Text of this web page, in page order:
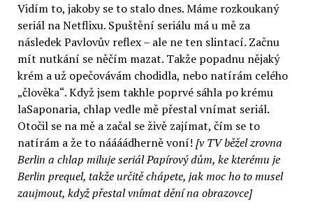
Vidím to, jakoby se to stalo dnes. Máme rozkoukaný
seriál na Netflixu. Spuštění seriálu má u mě za
následek Pavlovův reflex – ale ne ten slintací. Začnu
mít nutkání se něčím mazat. Takže popadnu nějaký
krém a už opečovávám chodidla, nebo natírám celého
„člověka“. Když jsem takhle poprvé sáhla po krému
laSaponaria, chlap vedle mě přestal vnímat seriál.
Otočil se na mě a začal se živě zajímat, čím se to
natírám a že to náááádherně voní! [v TV běžel zrovna
Berlin a chlap miluje seriál Papírový dům, ke kterému je
Berlin prequel, takže určitě chápete, jak moc ho to musel
zaujmout, když přestal vnímat dění na obrazovce]